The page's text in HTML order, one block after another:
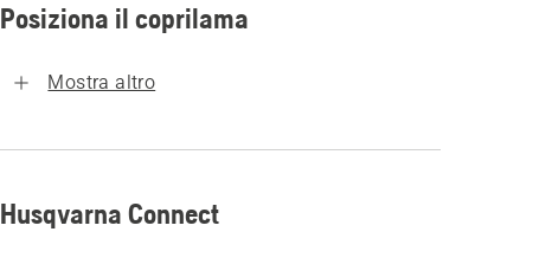
Posiziona il coprilama
Mostra altro
Husqvarna Connect